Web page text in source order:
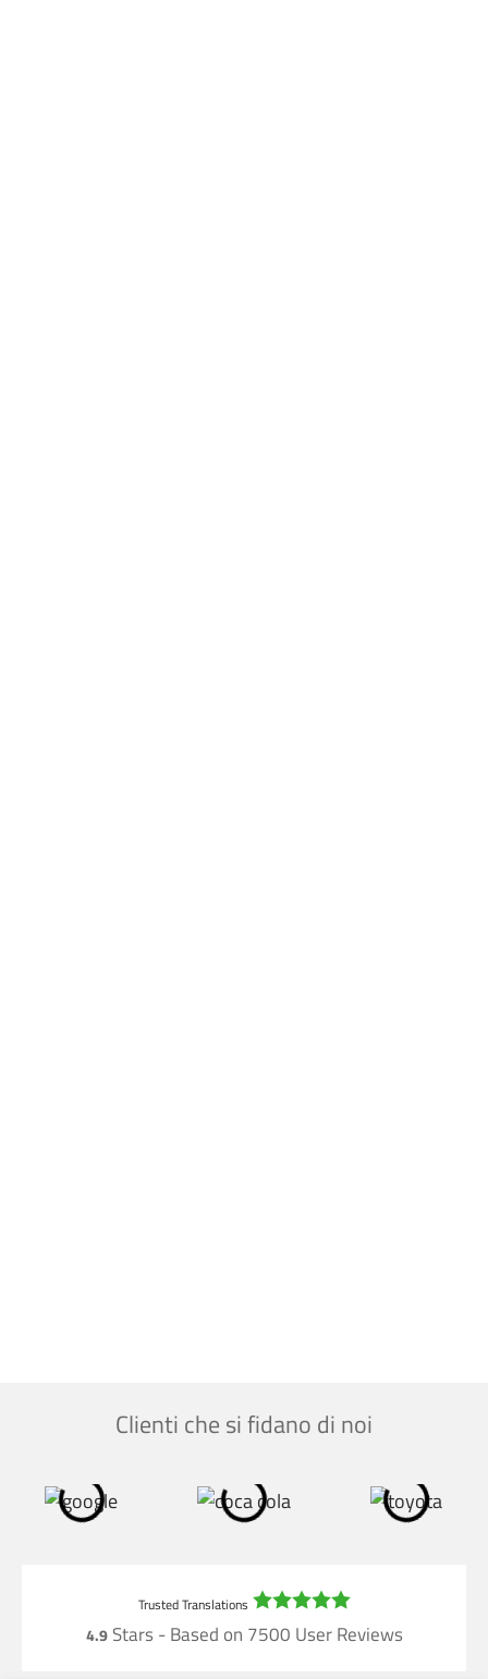
Clienti che si fidano di noi
4.9Stars - Based on 7500 User Reviews